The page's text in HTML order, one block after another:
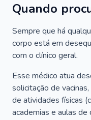
Quando
Sempre que há
corpo está em
com o clínico geral.
Esse médico atua
solicitação de
de atividades físicas
academias e aulas de